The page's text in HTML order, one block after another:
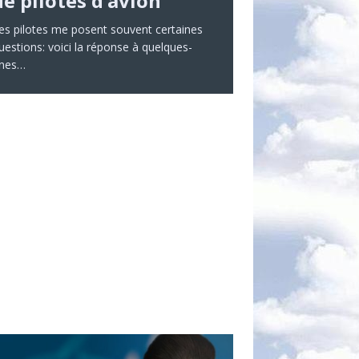
pilotes me posent souvent certaines
voici la réponse à quelques-